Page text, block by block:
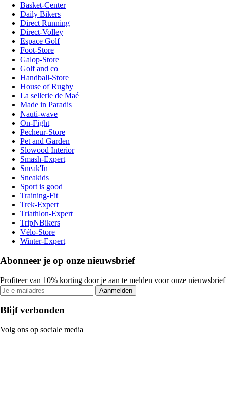
Basket-Center
Daily Bikers
Direct Running
Direct-Volley
Espace Golf
Foot-Store
Galop-Store
Golf and co
Handball-Store
House of Rugby
La sellerie de Maé
Made in Paradis
Nauti-wave
On-Fight
Pecheur-Store
Pet and Garden
Slowood Interior
Smash-Expert
Sneak'In
Sneakids
Sport is good
Training-Fit
Trek-Expert
Triathlon-Expert
TripNBikers
Vélo-Store
Winter-Expert
Abonneer je op onze nieuwsbrief
Profiteer van 10% korting door je aan te melden voor onze nieuwsbrief
Aanmelden
Blijf verbonden
Volg ons op sociale media